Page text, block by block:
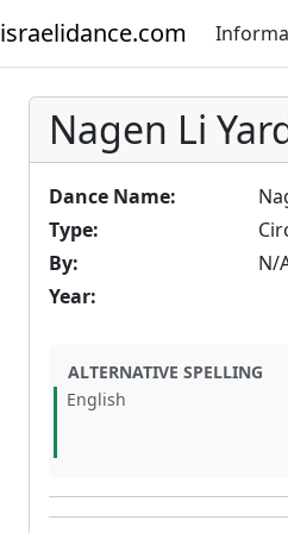
israelidance.com
Nagen Li
Dance Name:
Type:
By:
N/
Year:
ALTERNATIVE SPELLING
English